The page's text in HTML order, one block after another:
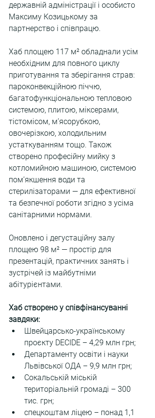
державній адміністрації і особисто
Максиму Козицькому за
партнерство і співпрацю.
Хаб площею 117 м² обладнали усім
необхідним для повного циклу
приготування та зберігання страв:
пароконвекційною піччю,
багатофункціональною тепловою
системою, плитою, міксерами,
тістомісом, м’ясорубкою,
овочерізкою, холодильним
устаткуванням тощо. Також
створено професійну мийку з
котломийною машиною, системою
пом’якшення води та
стерилізаторами — для ефективної
та безпечної роботи згідно з усіма
санітарними нормами.
Оновлено і дегустаційну залу
площею 98 м² — простір для
презентацій, практичних занять і
зустрічей із майбутніми
абітурієнтами.
Хаб створено у співфінансуванні
завдяки:
Швейцарсько-українському
проєкту DECIDE – 4,29 млн грн;
Департаменту освіти і науки
Львівської ОДА – 9,9 млн грн;
Сокальській міській
територіальній громаді – 300
тис. грн;
спецкоштам ліцею – понад 1,1